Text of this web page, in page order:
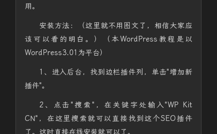
用。
安装方法：（这里就不用图文了，相信大家应
该可以看的明白。）（本WordPress教程是以
WordPress3.01为平台）
1、进入后台，找到边栏插件列，单击"增加新
插件"。
2、点击"搜索"，在关键字处输入"WP Kit
CN"，在这里搜索就可以直接找到这个SEO插件
了。这时直接在线安装就可以了。